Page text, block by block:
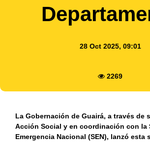
28 Oct 2025, 09:01
2269
La Gobernación de Guairá, a través de
Acción Social y en coordinación con la
Emergencia Nacional (SEN), lanzó esta